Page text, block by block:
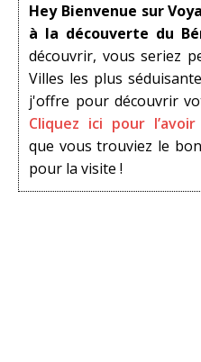
Hey Bienvenue sur
à la découverte du
découvrir, vous seriez
Villes les plus
j'offre pour découvrir
Cliquez ici pour
que vous trouviez le
pour la visite !